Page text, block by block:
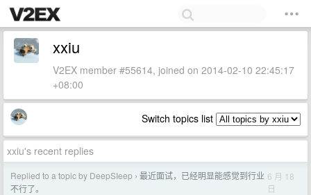
xxiu
V2EX member #55614, joined on 2014-02-10 22:45:17
+08:00
Switch topics list
xxiu's recent replies
Replied to a topic by DeepSIeep › 最近面试，已经明显能感觉到行业
不行了。
6 月 18
日